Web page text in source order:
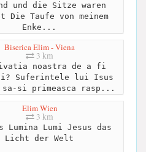
und die Sitze waren
Die Taufe von meinem
Enke...
Biserica Elim - Viena
3 km
noastra de a fi
Suferintele lui Isus
si primeasca rasp...
Elim Wien
3 km
Lumi Jesus das
Licht der Welt